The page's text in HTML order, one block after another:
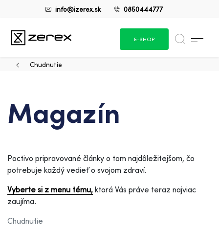
info@izerex.sk 0850444777
E-SHOP
Chudnutie
Magazín
Poctivo pripravované články o tom najdôležitejšom, čo
potrebuje každý vedieť o svojom zdraví.
Vyberte si z menu tému, ktorá Vás práve teraz najviac
zaujíma.
Chudnutie